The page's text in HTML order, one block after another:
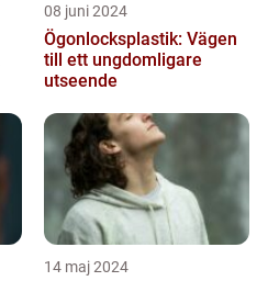
08 juni 2024
Ögonlocksplastik: Vägen
till ett ungdomligare
utseende
14 maj 2024